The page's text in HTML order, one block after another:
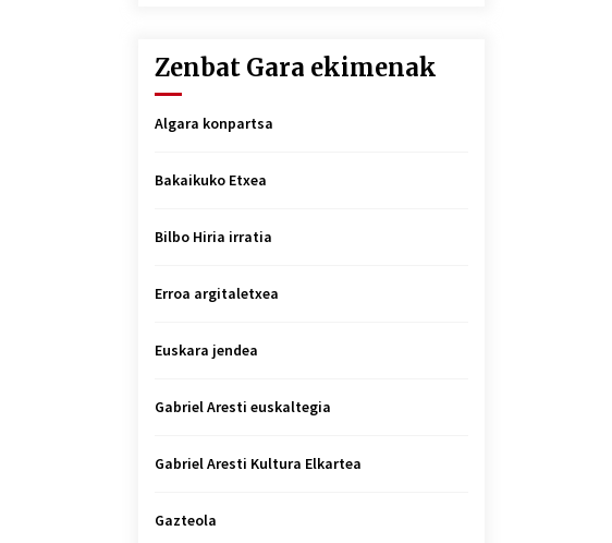
Zenbat Gara ekimenak
Algara konpartsa
Bakaikuko Etxea
Bilbo Hiria irratia
Erroa argitaletxea
Euskara jendea
Gabriel Aresti euskaltegia
Gabriel Aresti Kultura Elkartea
Gazteola